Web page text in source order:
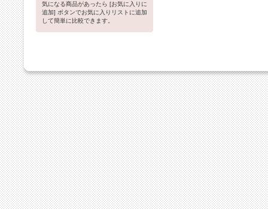
気になる商品があったら [お気に入りに
追加] ボタンでお気に入りリストに追加
して簡単に比較できます。